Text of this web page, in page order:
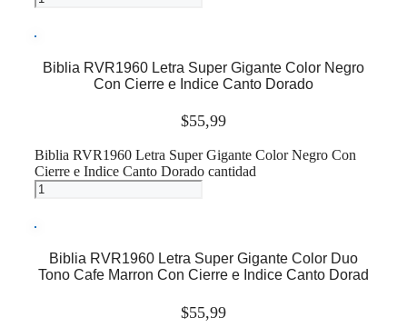
Biblia RVR1960 Letra Super Gigante Color Negro
Con Cierre e Indice Canto Dorado
$55,99
Biblia RVR1960 Letra Super Gigante Color Negro Con
Cierre e Indice Canto Dorado cantidad
Biblia RVR1960 Letra Super Gigante Color Duo
Tono Cafe Marron Con Cierre e Indice Canto Dorad
$55,99